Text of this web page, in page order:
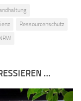
Ressourcenschutz
…